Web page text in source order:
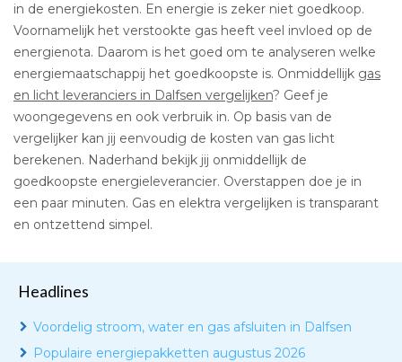
in de energiekosten. En energie is zeker niet goedkoop.
Voornamelijk het verstookte gas heeft veel invloed op de
energienota. Daarom is het goed om te analyseren welke
energiemaatschappij het goedkoopste is. Onmiddellijk gas
en licht leveranciers in Dalfsen vergelijken? Geef je
woongegevens en ook verbruik in. Op basis van de
vergelijker kan jij eenvoudig de kosten van gas licht
berekenen. Naderhand bekijk jij onmiddellijk de
goedkoopste energieleverancier. Overstappen doe je in
een paar minuten. Gas en elektra vergelijken is transparant
en ontzettend simpel.
Headlines
Voordelig stroom, water en gas afsluiten in Dalfsen
Populaire energiepakketten augustus 2026